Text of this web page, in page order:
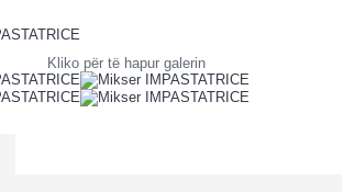
Kliko për të hapur galerin